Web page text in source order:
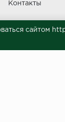
Контакты
сайтом